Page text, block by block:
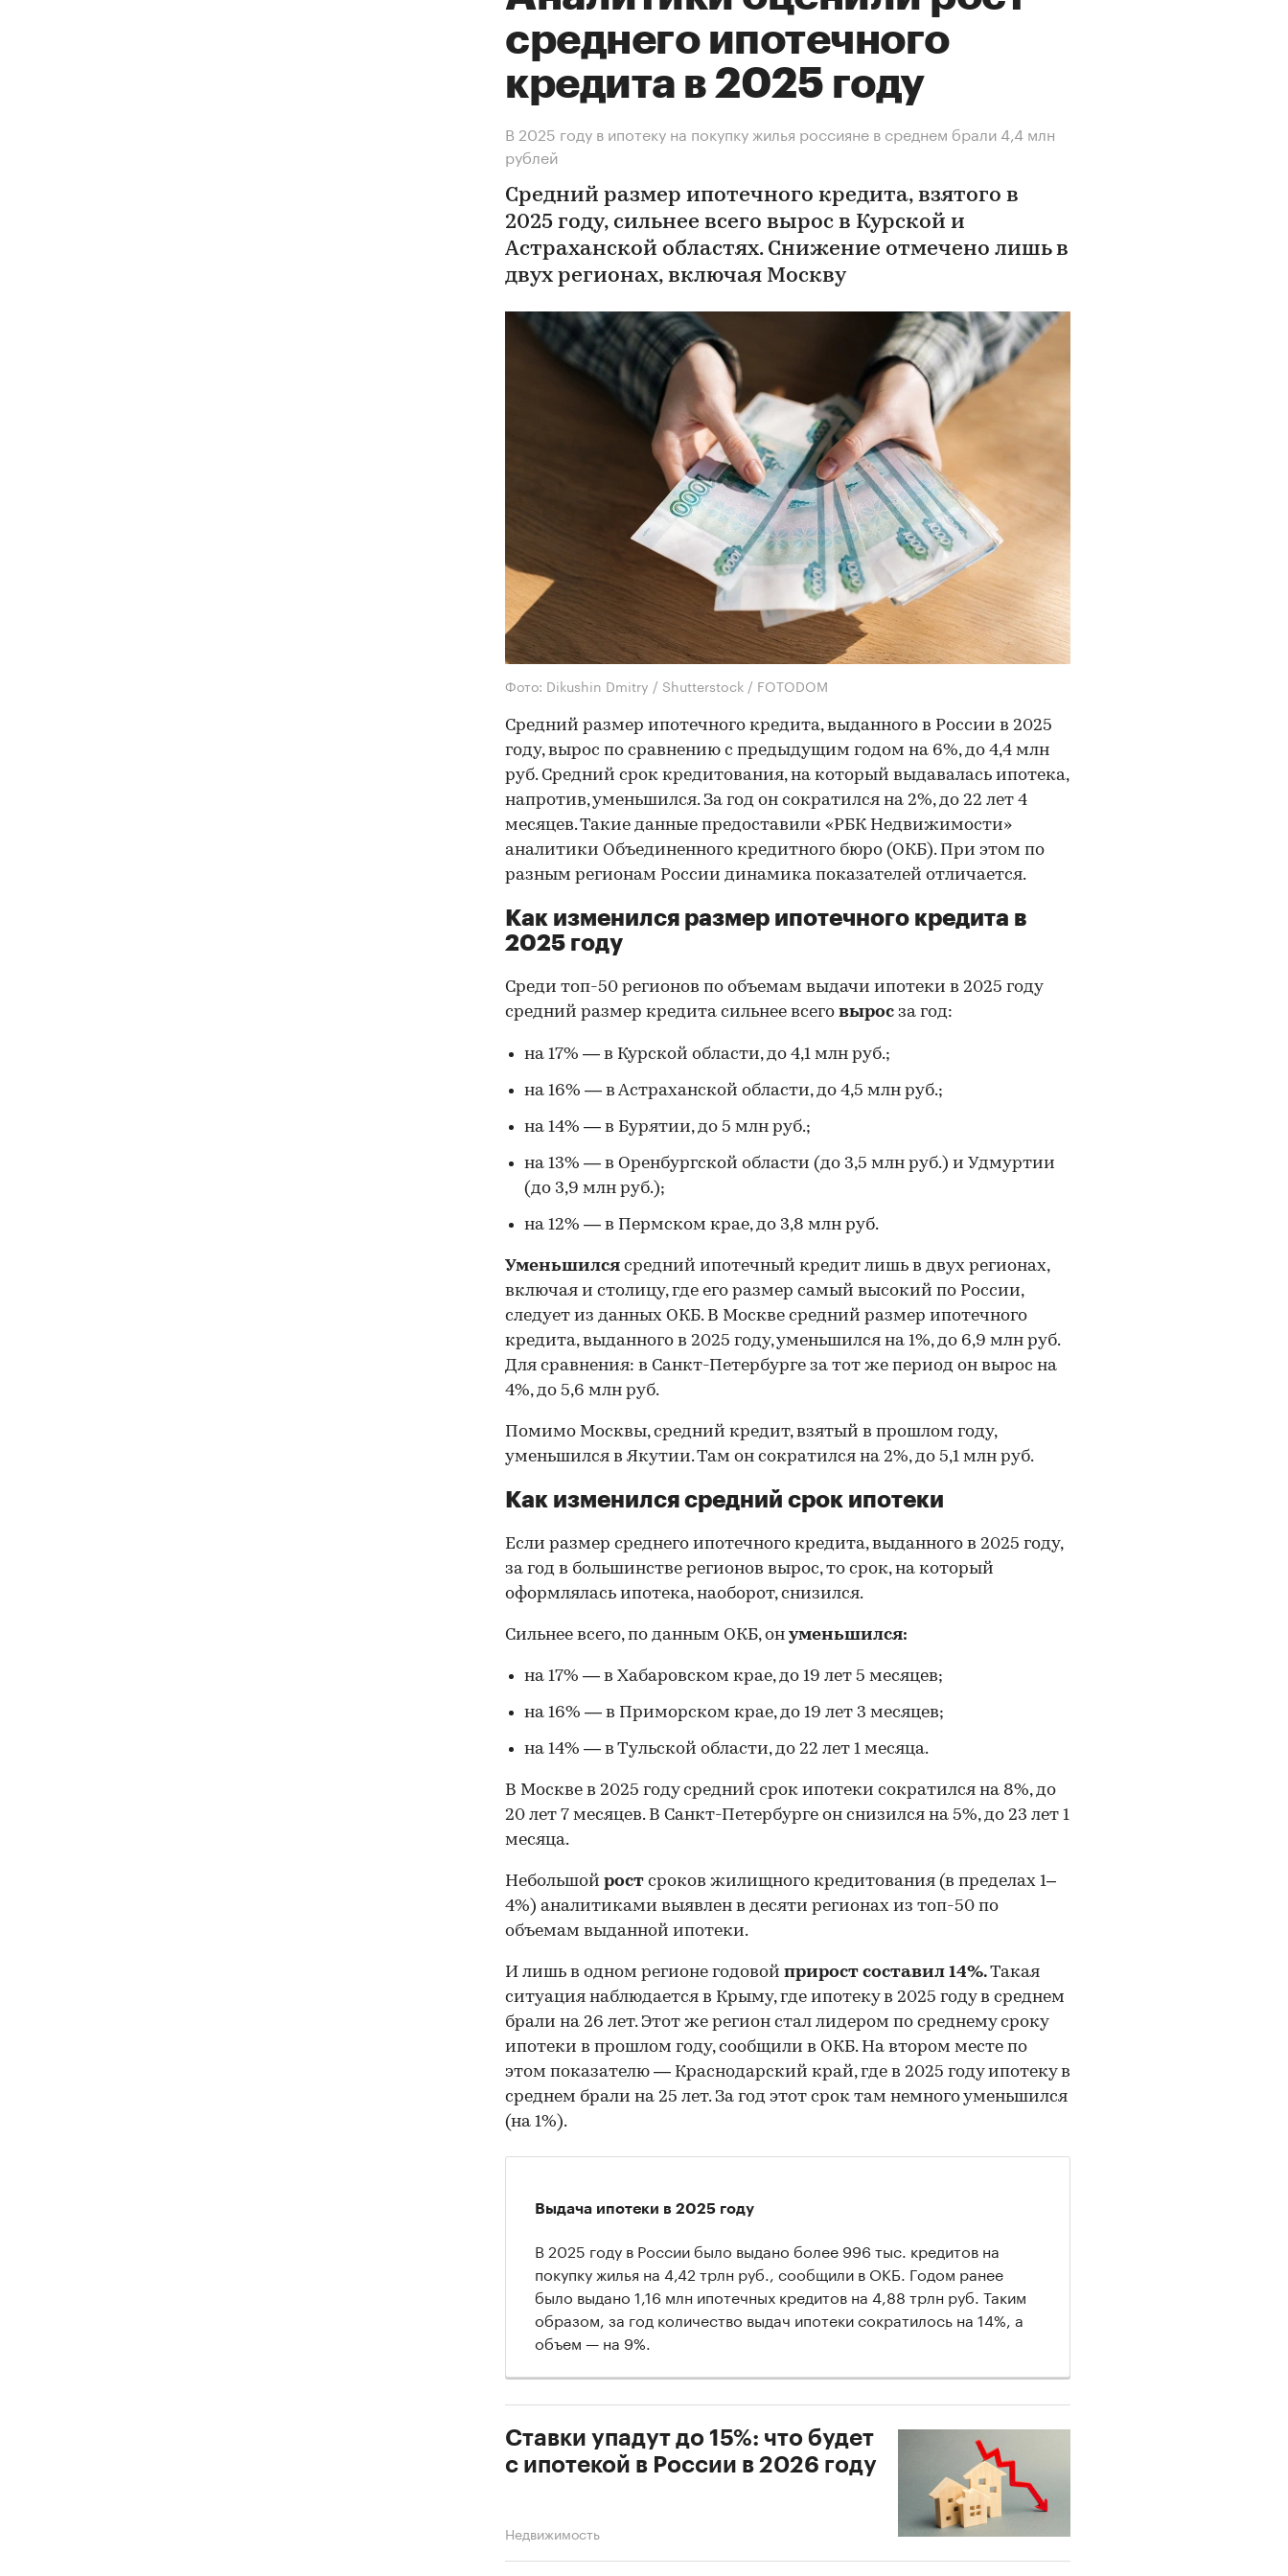
среднего ипотечного
кредита в 2025 году
В 2025 году в ипотеку на покупку жилья россияне в среднем брали 4,4 млн
рублей
Средний размер ипотечного кредита, взятого в
2025 году, сильнее всего вырос в Курской и
Астраханской областях. Снижение отмечено лишь в
двух регионах, включая Москву
Фото: Dikushin Dmitry / Shutterstock / FOTODOM
Средний размер ипотечного кредита, выданного в России в 2025
году, вырос по сравнению с предыдущим годом на 6%, до 4,4 млн
руб. Средний срок кредитования, на который выдавалась ипотека,
напротив, уменьшился. За год он сократился на 2%, до 22 лет 4
месяцев. Такие данные предоставили «РБК Недвижимости»
аналитики Объединенного кредитного бюро (ОКБ). При этом по
разным регионам России динамика показателей отличается.
Как изменился размер ипотечного кредита в
2025 году
Среди топ-50 регионов по объемам выдачи ипотеки в 2025 году
средний размер кредита сильнее всего вырос за год:
на 17% — в Курской области, до 4,1 млн руб.;
на 16% — в Астраханской области, до 4,5 млн руб.;
на 14% — в Бурятии, до 5 млн руб.;
на 13% — в Оренбургской области (до 3,5 млн руб.) и Удмуртии
(до 3,9 млн руб.);
на 12% — в Пермском крае, до 3,8 млн руб.
Уменьшился средний ипотечный кредит лишь в двух регионах,
включая и столицу, где его размер самый высокий по России,
следует из данных ОКБ. В Москве средний размер ипотечного
кредита, выданного в 2025 году, уменьшился на 1%, до 6,9 млн руб.
Для сравнения: в Санкт-Петербурге за тот же период он вырос на
4%, до 5,6 млн руб.
Помимо Москвы, средний кредит, взятый в прошлом году,
уменьшился в Якутии. Там он сократился на 2%, до 5,1 млн руб.
Как изменился средний срок ипотеки
Если размер среднего ипотечного кредита, выданного в 2025 году,
за год в большинстве регионов вырос, то срок, на который
оформлялась ипотека, наоборот, снизился.
Сильнее всего, по данным ОКБ, он уменьшился:
на 17% — в Хабаровском крае, до 19 лет 5 месяцев;
на 16% — в Приморском крае, до 19 лет 3 месяцев;
на 14% — в Тульской области, до 22 лет 1 месяца.
В Москве в 2025 году средний срок ипотеки сократился на 8%, до
20 лет 7 месяцев. В Санкт-Петербурге он снизился на 5%, до 23 лет 1
месяца.
Небольшой рост сроков жилищного кредитования (в пределах 1–
4%) аналитиками выявлен в десяти регионах из топ-50 по
объемам выданной ипотеки.
И лишь в одном регионе годовой прирост составил 14%.Такая
ситуация наблюдается в Крыму, где ипотеку в 2025 году в среднем
брали на 26 лет. Этот же регион стал лидером по среднему сроку
ипотеки в прошлом году, сообщили в ОКБ. На втором месте по
этом показателю — Краснодарский край, где в 2025 году ипотеку в
среднем брали на 25 лет. За год этот срок там немного уменьшился
(на 1%).
Выдача ипотеки в 2025 году
В 2025 году в России было выдано более 996 тыс. кредитов на
покупку жилья на 4,42 трлн руб., сообщили в ОКБ. Годом ранее
было выдано 1,16 млн ипотечных кредитов на 4,88 трлн руб. Таким
образом, за год количество выдач ипотеки сократилось на 14%, а
объем — на 9%.
Ставки упадут до 15%: что будет
с ипотекой в России в 2026 году
Недвижимость